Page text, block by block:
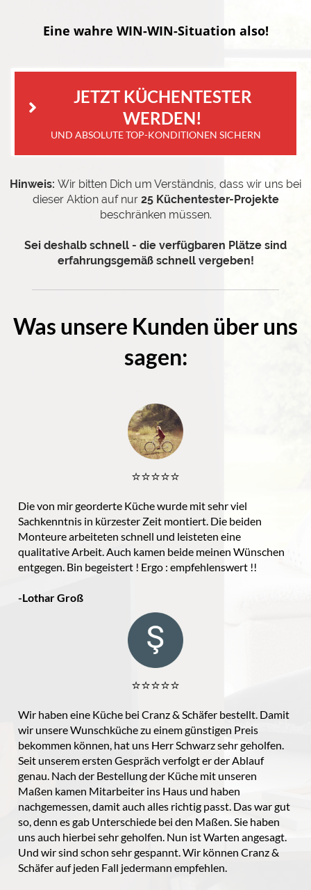
Eine wahre WIN-WIN-Situation also!
WERDEN!
UND ABSOLUTE TOP-KONDITIONEN SICHERN
Hinweis: Wir bitten Dich um Verständnis, dass wir uns bei
dieser Aktion auf nur 25 Küchentester-Projekte
beschränken müssen.
Sei deshalb schnell - die verfügbaren Plätze sind
erfahrungsgemäß schnell vergeben!
Was unsere Kunden über uns
sagen:
⭐️⭐️⭐️⭐️⭐️
Die von mir georderte Küche wurde mit sehr viel
Sachkenntnis in kürzester Zeit montiert. Die beiden
Monteure arbeiteten schnell und leisteten eine
qualitative Arbeit. Auch kamen beide meinen Wünschen
entgegen. Bin begeistert ! Ergo : empfehlenswert !!
-Lothar Groß
⭐️⭐️⭐️⭐️⭐️
Wir haben eine Küche bei Cranz & Schäfer bestellt. Damit
wir unsere Wunschküche zu einem günstigen Preis
bekommen können, hat uns Herr Schwarz sehr geholfen.
Seit unserem ersten Gespräch verfolgt er der Ablauf
genau. Nach der Bestellung der Küche mit unseren
Maßen kamen Mitarbeiter ins Haus und haben
nachgemessen, damit auch alles richtig passt. Das war gut
so, denn es gab Unterschiede bei den Maßen. Sie haben
uns auch hierbei sehr geholfen. Nun ist Warten angesagt.
Und wir sind schon sehr gespannt. Wir können Cranz &
Schäfer auf jeden Fall jedermann empfehlen.